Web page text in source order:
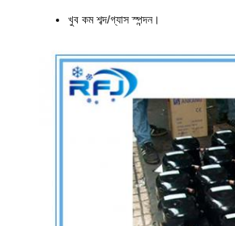
খুব কম শব্দ/গ্যাস স্পন্দন।